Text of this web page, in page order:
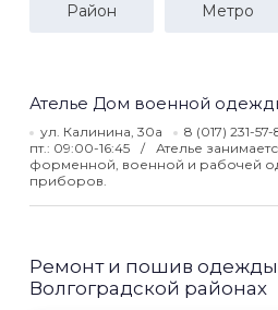
Район Метро
Ателье Дом военной
ул. Калинина, 30а 8 (017) 231-57-
пт.: 09:00-16:45
Ателье
форменной, военной и рабочей
приборов.
Ремонт и пошив
Волгоградской районах